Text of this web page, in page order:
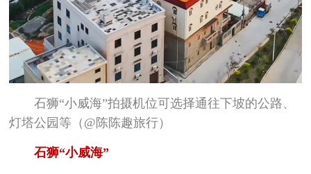
石狮“小威海”拍摄机位可选择通往下坡的公路、
灯塔公园等（@陈陈趣旅行）
石狮“小威海”